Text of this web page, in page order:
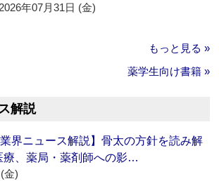
2026年07月31日 (金)
もっと見る »
薬学生向け書籍 »
解説
業界ニュース解説】骨太の方針を読み解
療、薬局・薬剤師への影…
金)